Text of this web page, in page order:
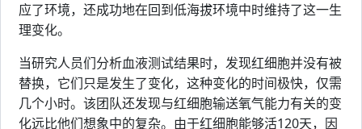
应了环境，还成功地在回到低海拔环境中时维持了这一生
理变化。
当研究人员们分析血液测试结果时，发现红细胞并没有被
替换，它们只是发生了变化，这种变化的时间极快，仅需
几个小时。该团队还发现与红细胞输送氧气能力有关的变
化远比他们想象中的复杂。由于红细胞能够活120天，因